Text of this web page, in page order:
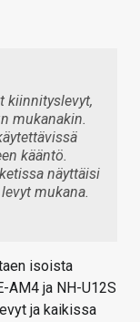
kiinnityslevyt,
mukanakin.
kääntö.
näyttäisi
mukana.
isoista
AM4 ja NH-U12S
ja kaikissa